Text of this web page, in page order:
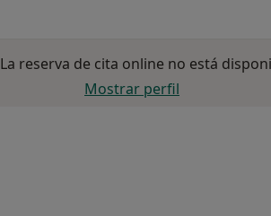
La reserva de cita online no está
Mostrar perfil